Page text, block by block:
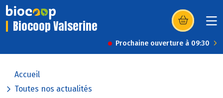
Biocoop Valserine (s’ouvre dans
Prochaine ouverture à 09:30
Accueil
Toutes nos actualités